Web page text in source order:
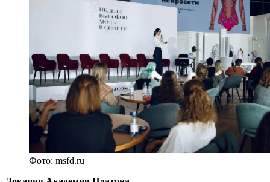
Фото: msfd.ru